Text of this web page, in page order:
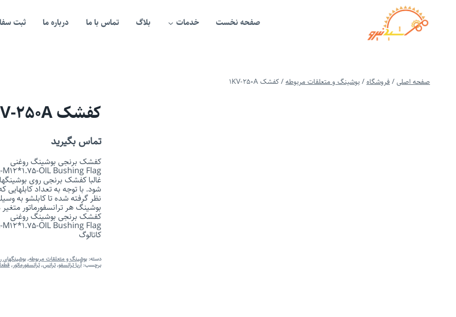
صفحه نخست خدمات بلاگ تماس با ما درباره ما ثبت
صفحه اصلی/فروشگاه/بوشینگ و متعلقات مربوطه/کفشک 1KV-250A
کفشک 1KV-250A
تماس بگیرید
کفشک برنجی بوشینگ روغنی
OIL Bushing Flag
غالبا کفشک برنجی روی
شود. با توجه به تعداد
نظر گرفته شده تا کابلشو به
بوشینگ هر ترانسفورماتور
کفشک برنجی بوشینگ روغنی
OIL Bushing Flag
کاتالوگ
دسته: بوشینگ و متعلقات مربوطه,بوشینگهای
برچسب:آریا ترانسفو,ترانس,ترانسفورماتور,